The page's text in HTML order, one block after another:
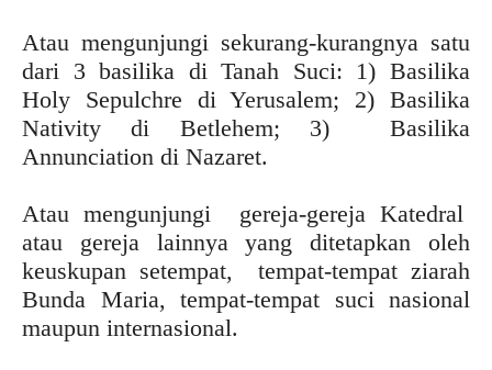
Atau mengunjungi sekurang-kurangnya satu
dari 3 basilika di Tanah Suci: 1) Basilika
Holy Sepulchre di Yerusalem; 2) Basilika
Nativity di Betlehem; 3) Basilika
Annunciation di Nazaret.
Atau mengunjungi gereja-gereja Katedral
atau gereja lainnya yang ditetapkan oleh
keuskupan setempat, tempat-tempat ziarah
Bunda Maria, tempat-tempat suci nasional
maupun internasional.